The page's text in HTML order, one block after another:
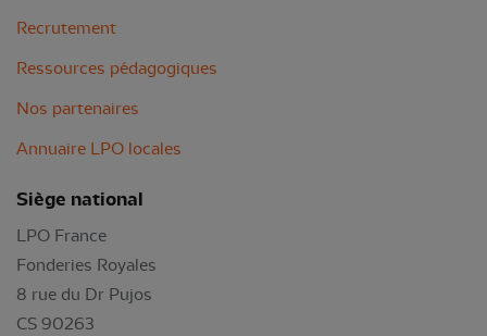
Recrutement
Ressources pédagogiques
Nos partenaires
Annuaire LPO locales
Siège national
LPO France
Fonderies Royales
8 rue du Dr Pujos
CS 90263